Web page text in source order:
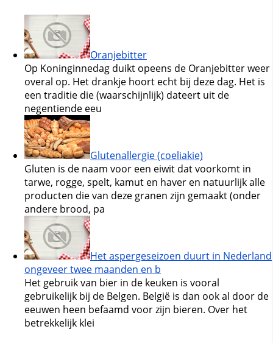
Oranjebitter
Op Koninginnedag duikt opeens de Oranjebitter weer
overal op. Het drankje hoort echt bij deze dag. Het is
een traditie die (waarschijnlijk) dateert uit de
negentiende eeu
Glutenallergie (coeliakie)
Gluten is de naam voor een eiwit dat voorkomt in
tarwe, rogge, spelt, kamut en haver en natuurlijk alle
producten die van deze granen zijn gemaakt (onder
andere brood, pa
Het aspergeseizoen duurt in Nederland
ongeveer twee maanden en b
Het gebruik van bier in de keuken is vooral
gebruikelijk bij de Belgen. België is dan ook al door de
eeuwen heen befaamd voor zijn bieren. Over het
betrekkelijk klei